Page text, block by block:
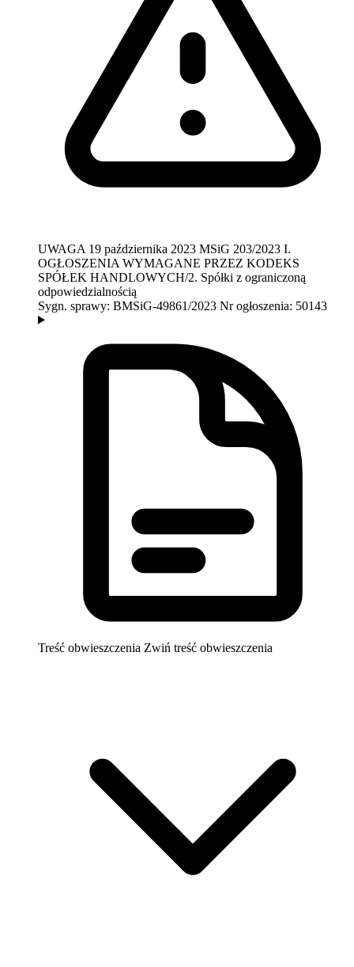
UWAGA 19 października 2023 MSiG 203/2023 I.
OGŁOSZENIA WYMAGANE PRZEZ KODEKS
SPÓŁEK HANDLOWYCH/2. Spółki z ograniczoną
odpowiedzialnością
Sygn. sprawy: BMSiG-49861/2023 Nr ogłoszenia: 50143
Treść obwieszczenia Zwiń treść obwieszczenia